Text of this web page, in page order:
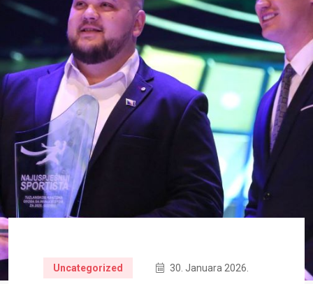
Uncategorized 30. Januara 2026.